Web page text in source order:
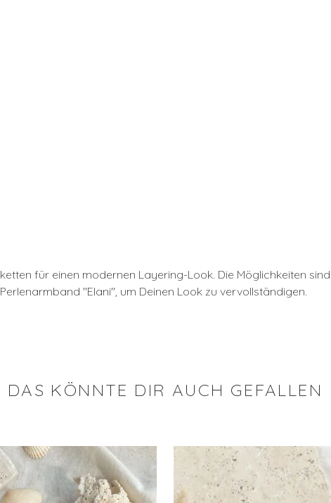
für einen modernen Layering-Look. Die Möglichkeiten
''Elani'', um Deinen Look zu vervollständigen.
DAS KÖNNTE DIR AUCH GEFALLEN